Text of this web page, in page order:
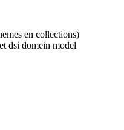
en collections)
dsi domein model